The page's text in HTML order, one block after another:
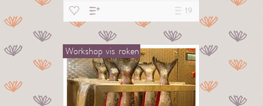
19
Workshop vis roken